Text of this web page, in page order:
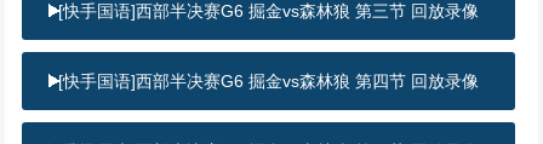
[快手国语]西部半决赛G6 掘金vs森林狼 第三节 回放录像
[快手国语]西部半决赛G6 掘金vs森林狼 第四节 回放录像